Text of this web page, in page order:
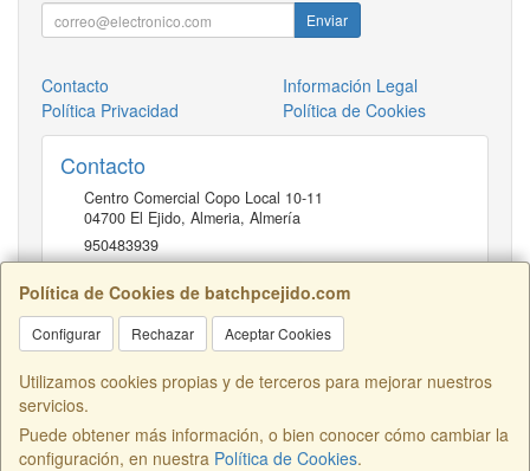
Política de Cookies de batchpcejido.com
Configurar Rechazar Aceptar Cookies
Utilizamos cookies propias y de terceros para mejorar nuestros
servicios.
Puede obtener más información, o bien conocer cómo cambiar la
configuración, en nuestra Política de Cookies.
Enviar
Contacto
Información Legal
Política Privacidad
Política de Cookies
Contacto
Centro Comercial Copo Local 10-11
04700 El Ejido, Almeria, Almería
950483939
Horario
10 a 22H
Centro Comercial Copo Local 46, 04700, Almería, España. - C.I.F.:
B04401741 - Tfno: 950483939